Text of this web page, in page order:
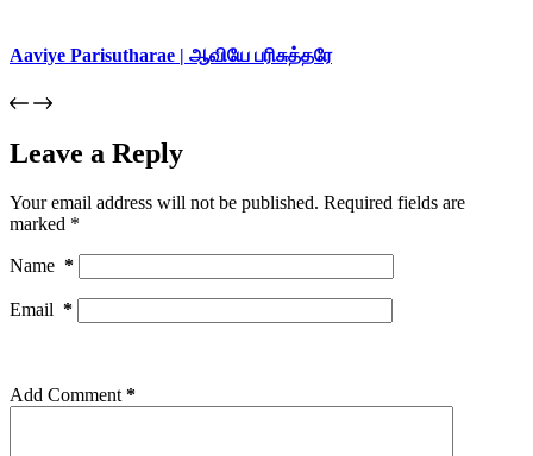
Aaviye Parisutharae | ஆவியே பரிசுத்தரே
Leave a Reply
Your email address will not be published. Required fields are
marked *
Name *
Email *
Add Comment*